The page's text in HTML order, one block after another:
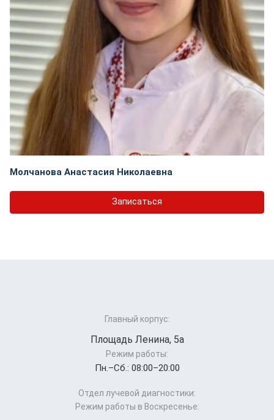
Молчанова Анастасия Николаевна
Записаться
Главный корпус:
Площадь Ленина, 5а
Режим работы:
Пн.–Cб.: 08:00–20:00
Отдел лучевой диагностики:
Режим работы в Воскресенье: